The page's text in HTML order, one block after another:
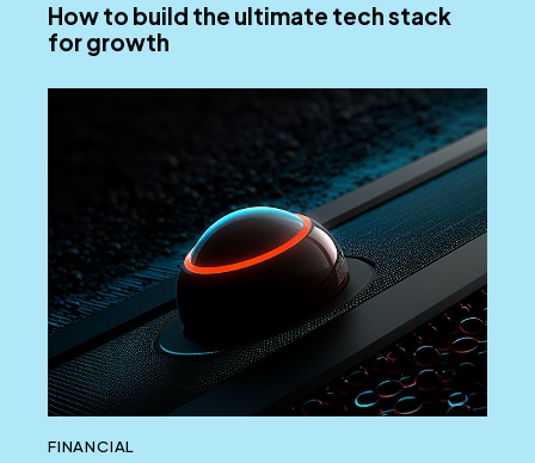
How to build the ultimate tech stack
for growth
FINANCIAL